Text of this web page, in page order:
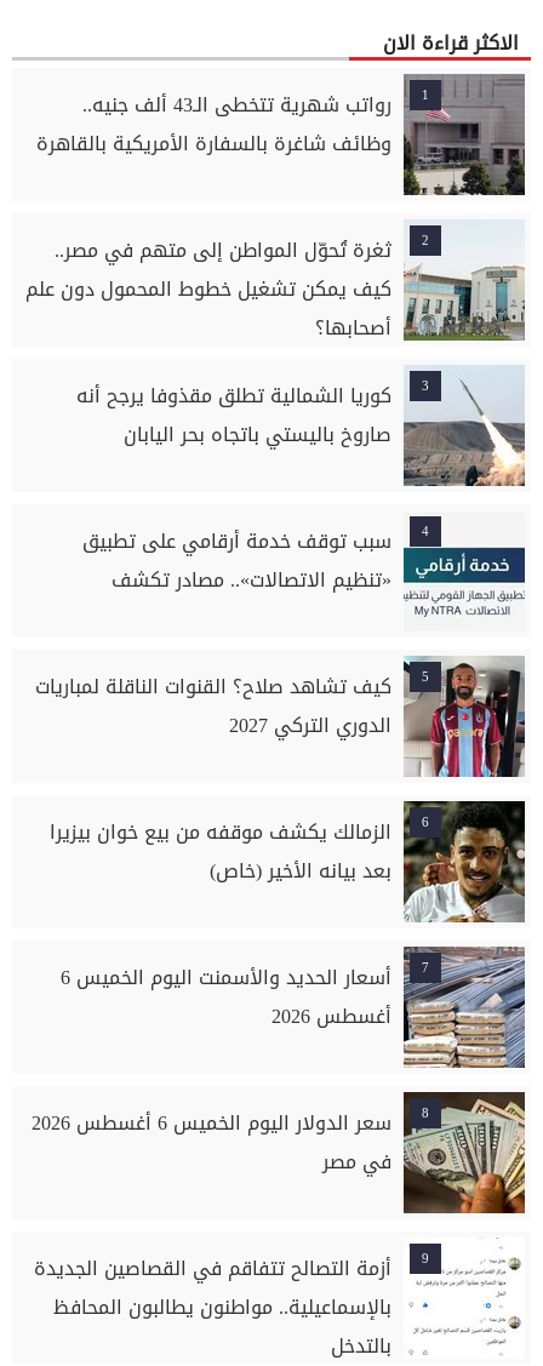
الاكثر قراءة الان
1
رواتب شهرية تتخطى الـ43 ألف جنيه..
وظائف شاغرة بالسفارة الأمريكية بالقاهرة
2
ثغرة تُحوّل المواطن إلى متهم في مصر..
كيف يمكن تشغيل خطوط المحمول دون علم
أصحابها؟
3
كوريا الشمالية تطلق مقذوفا يرجح أنه
صاروخ باليستي باتجاه بحر اليابان
4
سبب توقف خدمة أرقامي على تطبيق
«تنظيم الاتصالات».. مصادر تكشف
5
كيف تشاهد صلاح؟ القنوات الناقلة لمباريات
الدوري التركي 2027
6
الزمالك يكشف موقفه من بيع خوان بيزيرا
بعد بيانه الأخير (خاص)
7
أسعار الحديد والأسمنت اليوم الخميس 6
أغسطس 2026
8
سعر الدولار اليوم الخميس 6 أغسطس 2026
في مصر
9
أزمة التصالح تتفاقم في القصاصين الجديدة
بالإسماعيلية.. مواطنون يطالبون المحافظ
بالتدخل